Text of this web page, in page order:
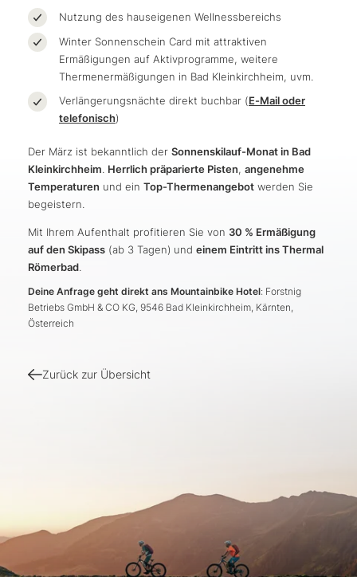
Nutzung des hauseigenen Wellnessbereichs
Winter Sonnenschein Card mit attraktiven
Ermäßigungen auf Aktivprogramme, weitere
Thermenermäßigungen in Bad Kleinkirchheim, uvm.
Verlängerungsnächte direkt buchbar (E-Mail oder
telefonisch)
Der März ist bekanntlich der Sonnenskilauf-Monat in Bad
Kleinkirchheim. Herrlich präparierte Pisten, angenehme
Temperaturen und ein Top-Thermenangebot werden Sie
begeistern.
Mit Ihrem Aufenthalt profitieren Sie von 30 % Ermäßigung
auf den Skipass (ab 3 Tagen) und einem Eintritt ins Thermal
Römerbad.
Deine Anfrage geht direkt ans Mountainbike Hotel: Forstnig
Betriebs GmbH & CO KG, 9546 Bad Kleinkirchheim, Kärnten,
Österreich
Zurück zur Übersicht